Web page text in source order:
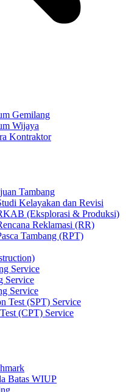
Gemilang
Wijaya
Kontraktor
Tambang
Kelayakan dan Revisi
(Eksplorasi & Produksi)
Reklamasi (RR)
Tambang (RPT)
Service
Service
Service
Test (SPT) Service
(CPT) Service
Batas WIUP